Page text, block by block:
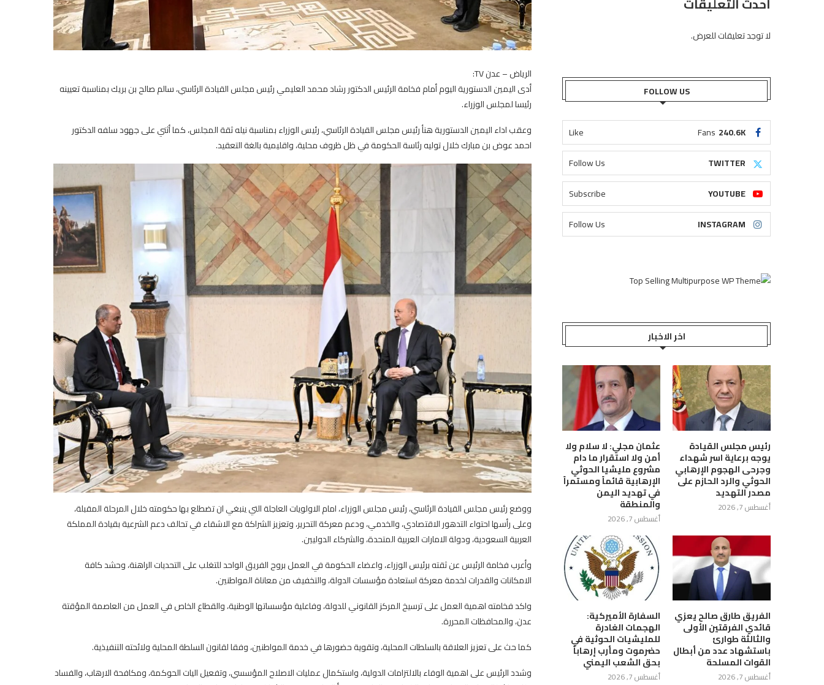
الرياض – عدن TV:
أدى اليمين الدستورية اليوم أمام فخامة الرئيس الدكتور رشاد محمد العليمي رئيس مجلس القيادة الرئاسي، سالم صالح بن بريك بمناسبة تعيينه
رئيسا لمجلس الوزراء.
وعقب اداء اليمين الدستورية هنأ رئيس مجلس القيادة الرئاسي، رئيس الوزراء بمناسبة نيله ثقة المجلس، كما أثني على جهود سلفه الدكتور
احمد عوض بن مبارك خلال توليه رئاسة الحكومة في ظل ظروف محلية، واقليمية بالغة التعقيد.
ووضع رئيس مجلس القيادة الرئاسي، رئيس مجلس الوزراء، امام الاولويات العاجلة التي ينبغي ان تضطلع بها حكومته خلال المرحلة المقبلة،
وعلى رأسها احتواء التدهور الاقتصادي، والخدمي، ودعم معركة التحرير، وتعزيز الشراكة مع الاشقاء في تحالف دعم الشرعية بقيادة المملكة
العربية السعودية، ودولة الامارات العربية المتحدة، والشركاء الدوليين.
وأعرب فخامة الرئيس عن ثقته برئيس الوزراء، واعضاء الحكومة في العمل بروح الفريق الواحد للتغلب على التحديات الراهنة، وحشد كافة
الامكانات والقدرات لخدمة معركة استعادة مؤسسات الدولة، والتخفيف من معاناة المواطنين.
واكد فخامته اهمية العمل على ترسيخ المركز القانوني للدولة، وفاعلية مؤسساتها الوطنية، والقطاع الخاص في العمل من العاصمة المؤقتة
عدن، والمحافظات المحررة.
كما حث على تعزيز العلاقة بالسلطات المحلية، وتقوية حضورها في خدمة المواطنين، وفقا لقانون السلطة المحلية ولائحته التنفيذية.
وشدد الرئيس على اهمية الوفاء بالالتزامات الدولية، واستكمال عمليات الاصلاح المؤسسي، وتفعيل اليات الحوكمة، ومكافحة الارهاب، والفساد
لا توجد تعليقات للعرض.
FOLLOW US
240.6K
Fans
Like
TWITTER
Follow Us
YOUTUBE
Subscribe
INSTAGRAM
Follow Us
اخر الاخبار
رئيس مجلس القيادة
يوجه برعاية اسر شهداء
وجرحى الهجوم الإرهابي
الحوثي والرد الحازم على
مصدر التهديد
أغسطس 7, 2026
عثمان مجلي: لا سلام ولا
أمن ولا استقرار ما دام
مشروع مليشيا الحوثي
الإرهابية قائماً ومستمراً
في تهديد اليمن
والمنطقة
أغسطس 7, 2026
الفريق طارق صالح يعزي
قائدي الفرقتين الأولى
والثالثة طوارئ
باستشهاد عدد من أبطال
القوات المسلحة
أغسطس 7, 2026
السفارة الأميركية:
الهجمات الغادرة
للمليشيات الحوثية في
حضرموت ومأرب إرهاباً
بحق الشعب اليمني
أغسطس 7, 2026